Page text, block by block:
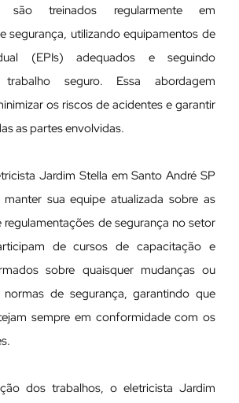
são treinados regularmente em
segurança, utilizando equipamentos de
(EPIs) adequados e seguindo
seguro. Essa abordagem
os riscos de acidentes e garantir
as partes envolvidas.
Jardim Stella em Santo André SP
sua equipe atualizada sobre as
regulamentações de segurança no setor
de cursos de capacitação e
sobre quaisquer mudanças ou
normas de segurança, garantindo que
sempre em conformidade com os
dos trabalhos, o eletricista Jardim